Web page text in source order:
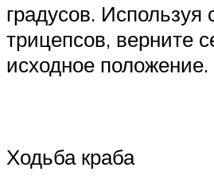
градусов. Используя
трицепсов, верните
исходное положение.
Ходьба краба